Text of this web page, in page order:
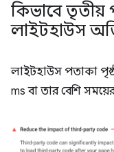
কিভাবে
লাইটহাউস
লাইটহাউস পতাকা
ms বা তার বেশি